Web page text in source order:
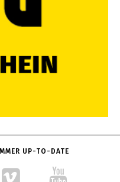
UP-TO-DATE